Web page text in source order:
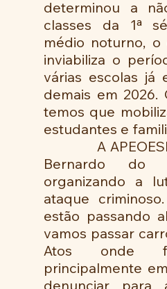
determinou a
classes da 1ª
médio noturno,
inviabiliza o
várias escolas já
demais em 2026.
temos que
estudantes e
A APEOESP
Bernardo do
organizando a
ataque
estão passando
vamos passar
Atos onde
principalmente
denunciar para